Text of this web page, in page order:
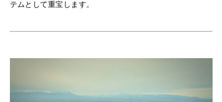
テムとして重宝します。